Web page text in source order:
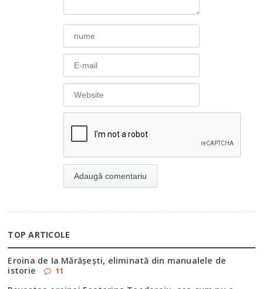
TOP ARTICOLE
Eroina de la Mărăşeşti, eliminată din manualele de
istorie
11